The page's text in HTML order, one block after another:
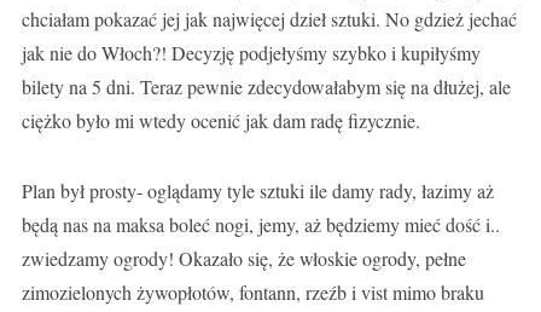
chciałam pokazać jej jak najwięcej dzieł sztuki. No gdzież jechać
jak nie do Włoch?! Decyzję podjełyśmy szybko i kupiłyśmy
bilety na 5 dni. Teraz pewnie zdecydowałabym się na dłużej, ale
ciężko było mi wtedy ocenić jak dam radę fizycznie.
Plan był prosty- oglądamy tyle sztuki ile damy rady, łazimy aż
będą nas na maksa boleć nogi, jemy, aż będziemy mieć dość i..
zwiedzamy ogrody! Okazało się, że włoskie ogrody, pełne
zimozielonych żywopłotów, fontann, rzeźb i vist mimo braku